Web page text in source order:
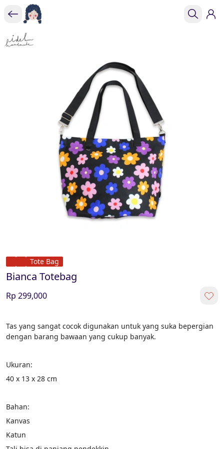
Tote Bag
Bianca Totebag
Rp 299,000
Tas yang sangat cocok digunakan untuk yang suka bepergian
dengan barang bawaan yang cukup banyak.
Ukuran:
40 x 13 x 28 cm
Bahan:
Kanvas
Katun